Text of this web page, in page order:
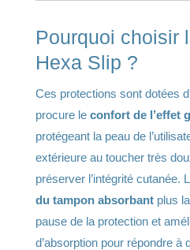
Pourquoi choisir
Hexa Slip ?
Ces protections sont dotées
procure le confort de l’effet
protégeant la peau de
extérieure au toucher très
préserver l’intégrité cutanée.
du tampon absorbantplus
pause de la protection et
d’absorption pour répondre à